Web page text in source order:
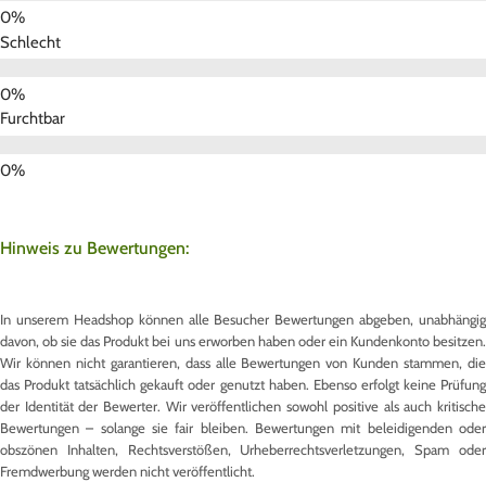
Schlecht
Furchtbar
Hinweis zu Bewertungen:
In unserem Headshop können alle Besucher Bewertungen abgeben, unabhängig
davon, ob sie das Produkt bei uns erworben haben oder ein Kundenkonto besitzen.
Wir können nicht garantieren, dass alle Bewertungen von Kunden stammen, die
das Produkt tatsächlich gekauft oder genutzt haben. Ebenso erfolgt keine Prüfung
der Identität der Bewerter. Wir veröffentlichen sowohl positive als auch kritische
Bewertungen – solange sie fair bleiben. Bewertungen mit beleidigenden oder
obszönen Inhalten, Rechtsverstößen, Urheberrechtsverletzungen, Spam oder
Fremdwerbung werden nicht veröffentlicht.